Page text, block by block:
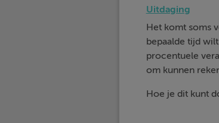
Uitdaging
Het komt soms
bepaalde tijd
procentuele
om kunnen
Hoe je dit kunt